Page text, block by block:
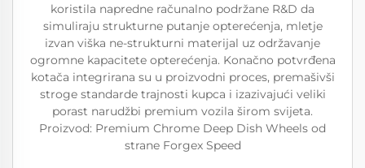
koristila napredne računalno podržane R&D da
simuliraju strukturne putanje opterećenja, mletje
izvan viška ne-strukturni materijal uz održavanje
ogromne kapacitete opterećenja. Konačno potvrđena
kotača integrirana su u proizvodni proces, premašivši
stroge standarde trajnosti kupca i izazivajući veliki
porast narudžbi premium vozila širom svijeta.
Proizvod: Premium Chrome Deep Dish Wheels od
strane Forgex Speed